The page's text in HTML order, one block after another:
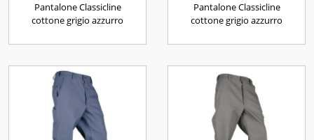
Pantalone Classicline
cottone grigio azzurro
Pantalone Classicline
cottone grigio azzurro